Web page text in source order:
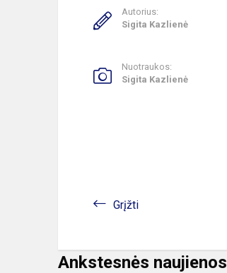
Autorius:
Sigita Kazlienė
Nuotraukos:
Sigita Kazlienė
Grįžti
Ankstesnės naujienos